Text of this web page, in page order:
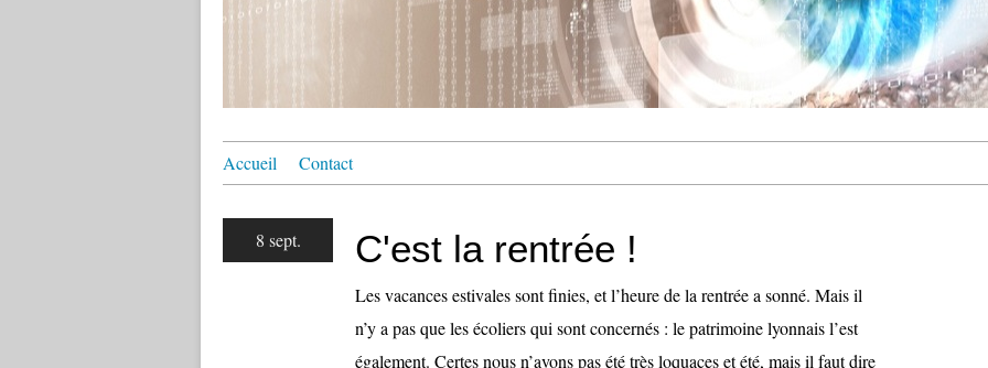
Accueil Contact
8 sept. C'est la rentrée !
Les vacances estivales sont finies, et l’heure de la rentrée a sonné. Mais il
n’y a pas que les écoliers qui sont concernés : le patrimoine lyonnais l’est
également. Certes nous n’avons pas été très loquaces et été, mais il faut dire